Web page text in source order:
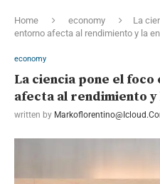
Home economy
La
entorno afecta al rendimiento y la
economy
La ciencia pone el
afecta al rendimiento
written by